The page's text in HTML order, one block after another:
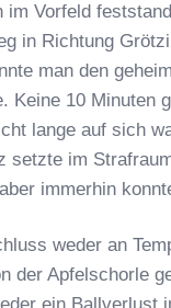
im Vorfeld
in Richtung
man den
Keine 10 Minuten
lange auf sich
setzte im
immerhin
weder an
der Apfelschorle